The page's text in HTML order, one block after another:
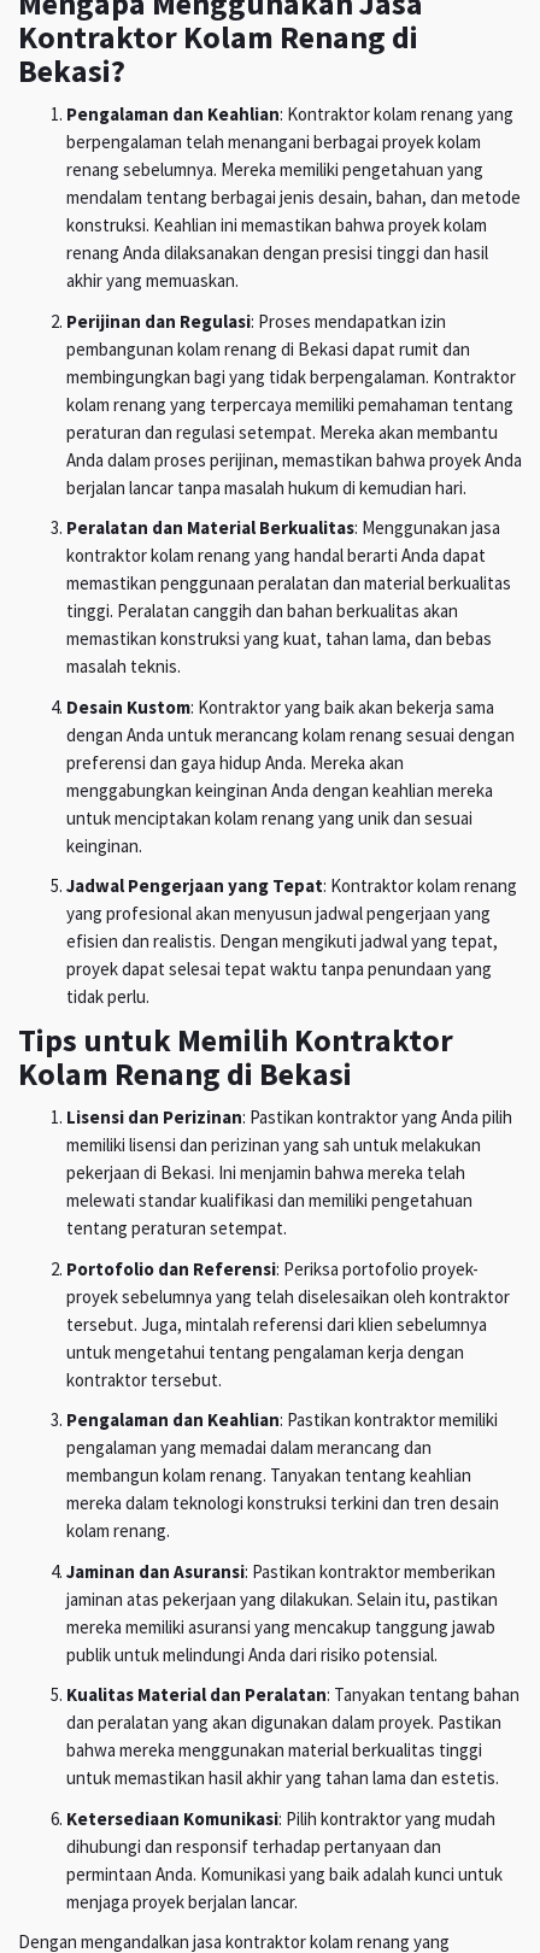
Kontraktor Kolam Renang di
Bekasi?
Pengalaman dan Keahlian: Kontraktor kolam renang yang
berpengalaman telah menangani berbagai proyek kolam
renang sebelumnya. Mereka memiliki pengetahuan yang
mendalam tentang berbagai jenis desain, bahan, dan metode
konstruksi. Keahlian ini memastikan bahwa proyek kolam
renang Anda dilaksanakan dengan presisi tinggi dan hasil
akhir yang memuaskan.
Perijinan dan Regulasi: Proses mendapatkan izin
pembangunan kolam renang di Bekasi dapat rumit dan
membingungkan bagi yang tidak berpengalaman. Kontraktor
kolam renang yang terpercaya memiliki pemahaman tentang
peraturan dan regulasi setempat. Mereka akan membantu
Anda dalam proses perijinan, memastikan bahwa proyek Anda
berjalan lancar tanpa masalah hukum di kemudian hari.
Peralatan dan Material Berkualitas: Menggunakan jasa
kontraktor kolam renang yang handal berarti Anda dapat
memastikan penggunaan peralatan dan material berkualitas
tinggi. Peralatan canggih dan bahan berkualitas akan
memastikan konstruksi yang kuat, tahan lama, dan bebas
masalah teknis.
Desain Kustom: Kontraktor yang baik akan bekerja sama
dengan Anda untuk merancang kolam renang sesuai dengan
preferensi dan gaya hidup Anda. Mereka akan
menggabungkan keinginan Anda dengan keahlian mereka
untuk menciptakan kolam renang yang unik dan sesuai
keinginan.
Jadwal Pengerjaan yang Tepat: Kontraktor kolam renang
yang profesional akan menyusun jadwal pengerjaan yang
efisien dan realistis. Dengan mengikuti jadwal yang tepat,
proyek dapat selesai tepat waktu tanpa penundaan yang
tidak perlu.
Tips untuk Memilih Kontraktor
Kolam Renang di Bekasi
Lisensi dan Perizinan: Pastikan kontraktor yang Anda pilih
memiliki lisensi dan perizinan yang sah untuk melakukan
pekerjaan di Bekasi. Ini menjamin bahwa mereka telah
melewati standar kualifikasi dan memiliki pengetahuan
tentang peraturan setempat.
Portofolio dan Referensi: Periksa portofolio proyek-
proyek sebelumnya yang telah diselesaikan oleh kontraktor
tersebut. Juga, mintalah referensi dari klien sebelumnya
untuk mengetahui tentang pengalaman kerja dengan
kontraktor tersebut.
Pengalaman dan Keahlian: Pastikan kontraktor memiliki
pengalaman yang memadai dalam merancang dan
membangun kolam renang. Tanyakan tentang keahlian
mereka dalam teknologi konstruksi terkini dan tren desain
kolam renang.
Jaminan dan Asuransi: Pastikan kontraktor memberikan
jaminan atas pekerjaan yang dilakukan. Selain itu, pastikan
mereka memiliki asuransi yang mencakup tanggung jawab
publik untuk melindungi Anda dari risiko potensial.
Kualitas Material dan Peralatan: Tanyakan tentang bahan
dan peralatan yang akan digunakan dalam proyek. Pastikan
bahwa mereka menggunakan material berkualitas tinggi
untuk memastikan hasil akhir yang tahan lama dan estetis.
Ketersediaan Komunikasi: Pilih kontraktor yang mudah
dihubungi dan responsif terhadap pertanyaan dan
permintaan Anda. Komunikasi yang baik adalah kunci untuk
menjaga proyek berjalan lancar.
Dengan mengandalkan jasa kontraktor kolam renang yang